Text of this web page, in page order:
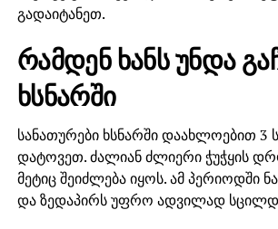
გადაიტანეთ.
რამდენ ხანს უნდა
ხსნარში
სანათურები ხსნარში დაახლოებით 3
დატოვეთ. ძალიან ძლიერი ჭუჭყის
მეტიც შეიძლება იყოს. ამ პერიოდში
და ზედაპირს უფრო ადვილად